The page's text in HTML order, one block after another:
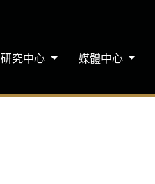
研究中心 媒體中心